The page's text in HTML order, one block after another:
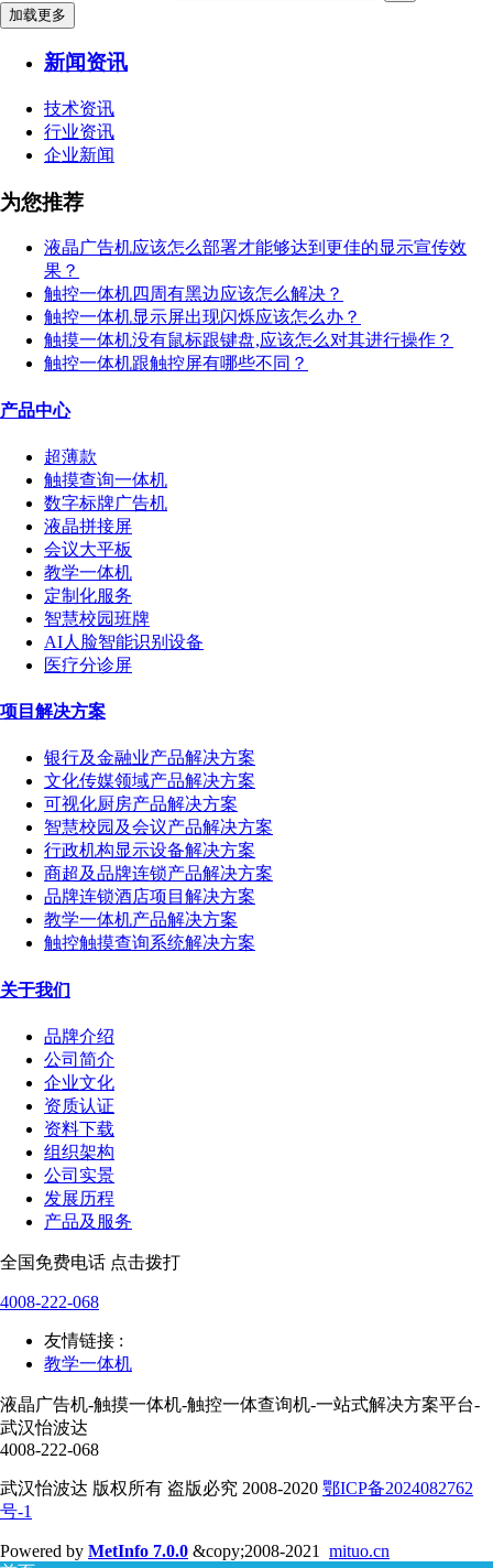
加载更多
新闻资讯
技术资讯
行业资讯
企业新闻
为您推荐
液晶广告机应该怎么部署才能够达到更佳的显示宣传效
果？
触控一体机四周有黑边应该怎么解决？
触控一体机显示屏出现闪烁应该怎么办？
触摸一体机没有鼠标跟键盘,应该怎么对其进行操作？
触控一体机跟触控屏有哪些不同？
产品中心
超薄款
触摸查询一体机
数字标牌广告机
液晶拼接屏
会议大平板
教学一体机
定制化服务
智慧校园班牌
AI人脸智能识别设备
医疗分诊屏
项目解决方案
银行及金融业产品解决方案
文化传媒领域产品解决方案
可视化厨房产品解决方案
智慧校园及会议产品解决方案
行政机构显示设备解决方案
商超及品牌连锁产品解决方案
品牌连锁酒店项目解决方案
教学一体机产品解决方案
触控触摸查询系统解决方案
关于我们
品牌介绍
公司简介
企业文化
资质认证
资料下载
组织架构
公司实景
发展历程
产品及服务
全国免费电话 点击拨打
4008-222-068
友情链接 :
教学一体机
液晶广告机-触摸一体机-触控一体查询机-一站式解决方案平台-
武汉怡波达
4008-222-068
武汉怡波达 版权所有 盗版必究 2008-2020 鄂ICP备2024082762
号-1
Powered by MetInfo 7.0.0 &copy;2008-2021 mituo.cn